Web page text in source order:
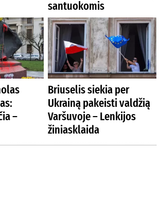
santuokomis
–
Briuselis siekia per
Ukrainą pakeisti valdžią
Varšuvoje – Lenkijos
žiniasklaida